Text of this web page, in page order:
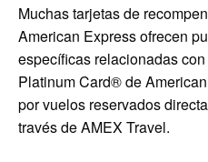
Muchas tarjetas de
American Express ofrecen
específicas relacionadas
Platinum Card® de
por vuelos reservados
través de AMEX Travel.